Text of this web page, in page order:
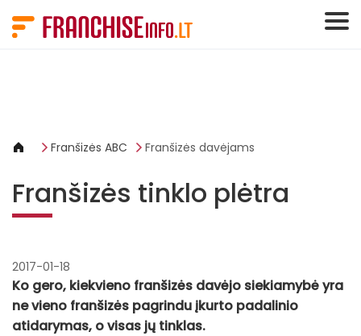
Franšizės ABC Franšizės davėjams
Franšizės tinklo plėtra
2017-01-18
Ko gero, kiekvieno franšizės davėjo siekiamybė yra
ne vieno franšizės pagrindu įkurto padalinio
atidarymas, o visas jų tinklas.